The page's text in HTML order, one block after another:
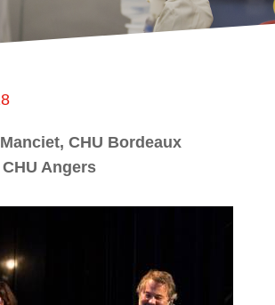
CHU Bordeaux
Angers